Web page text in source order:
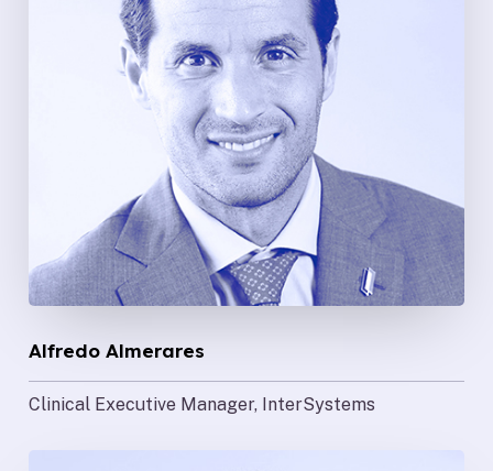
Alfredo Almerares
Clinical Executive Manager, InterSystems